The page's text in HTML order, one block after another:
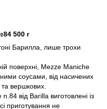
500 г
Барилла, лише трохи
поверхні, Mezze Maniche
соусами, від насичених
вершкових.
від Barilla виготовлені із
приготування не